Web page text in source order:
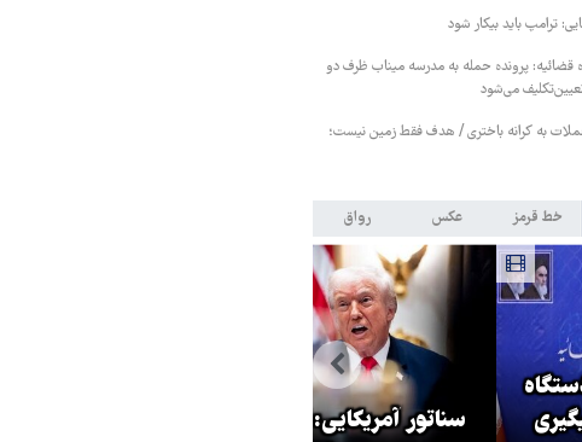
ترامپ باید بیکار شود
پرونده حمله به مدرسه میناب ظرف دو
می‌شود
به کرانه باختری / هدف فقط زمین نیست؛
خط قرمز عکس رواق
ترامپ باید بیکار